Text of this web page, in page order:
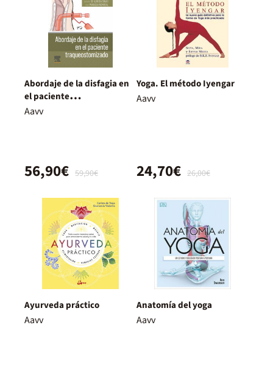
Abordaje de la disfagia en
el paciente
traqueostomizado
Aavv
59,90€
56,90€
Yoga. El método Iyengar
Aavv
26,00€
24,70€
Ayurveda práctico
Aavv
Anatomía del yoga
Aavv